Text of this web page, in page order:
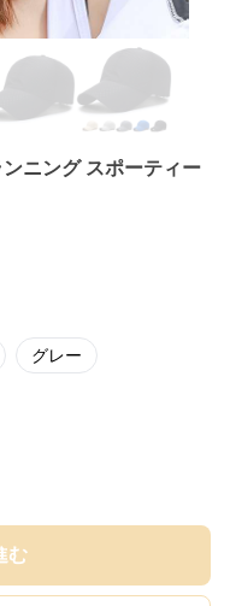
ニング スポーティー
グレー
む